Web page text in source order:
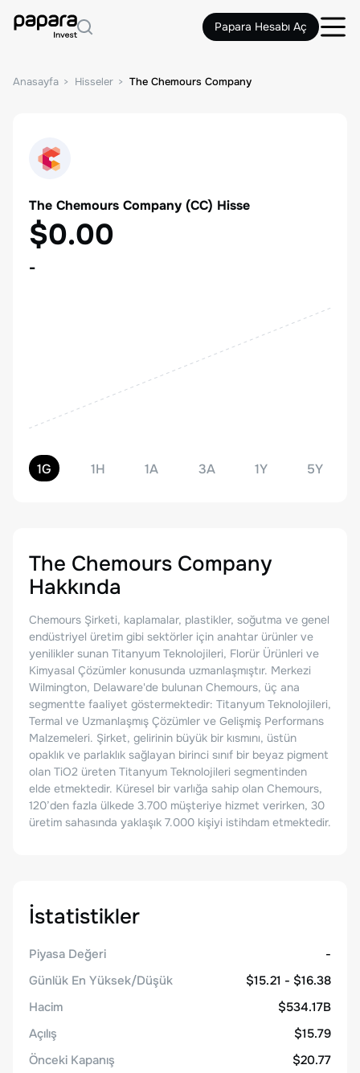
Papara Hesabı Aç
Anasayfa Hisseler The Chemours Company
The Chemours Company (CC) Hisse
$0.00
-
1G 1H 1A 3A 1Y 5Y
The Chemours Company
Hakkında
Chemours Şirketi, kaplamalar, plastikler, soğutma ve genel
endüstriyel üretim gibi sektörler için anahtar ürünler ve
yenilikler sunan Titanyum Teknolojileri, Florür Ürünleri ve
Kimyasal Çözümler konusunda uzmanlaşmıştır. Merkezi
Wilmington, Delaware'de bulunan Chemours, üç ana
segmentte faaliyet göstermektedir: Titanyum Teknolojileri,
Termal ve Uzmanlaşmış Çözümler ve Gelişmiş Performans
Malzemeleri. Şirket, gelirinin büyük bir kısmını, üstün
opaklık ve parlaklık sağlayan birinci sınıf bir beyaz pigment
olan TiO2 üreten Titanyum Teknolojileri segmentinden
elde etmektedir. Küresel bir varlığa sahip olan Chemours,
120’den fazla ülkede 3.700 müşteriye hizmet verirken, 30
üretim sahasında yaklaşık 7.000 kişiyi istihdam etmektedir.
İstatistikler
Piyasa Değeri
-
Günlük En Yüksek/Düşük
$15.21 - $16.38
Hacim
$534.17B
Açılış
$15.79
Önceki Kapanış
$20.77